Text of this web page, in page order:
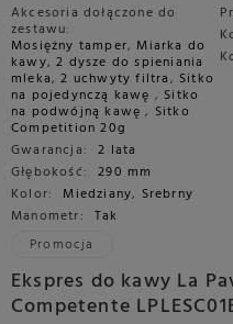
Akcesoria dołączone do
zestawu:
Mosiężny tamper, Miarka do
kawy,2 dysze do spieniania
mleka,2 uchwyty filtra, Sitko
na pojedynczą kawę , Sitko
na podwójną kawę, Sitko
Competition 20g
Gwarancja: 2 lata
Głębokość: 290 mm
Kolor: Miedziany, Srebrny
Manometr: Tak
Promocja
Ekspres do kawy La
Competente